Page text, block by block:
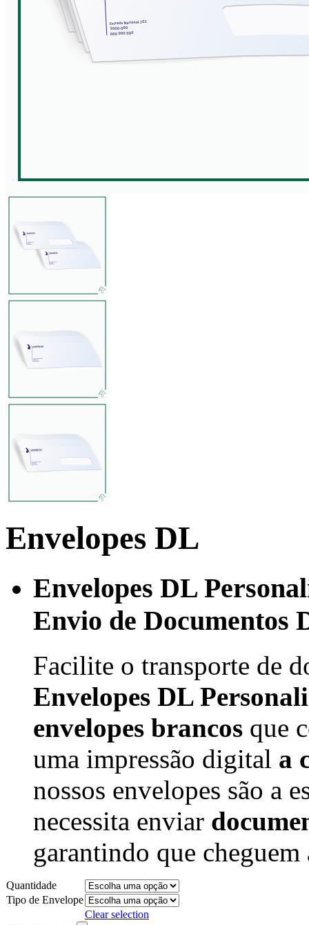
Envelopes DL
Envelopes DL
Envio de Documentos
Facilite o transporte de
Envelopes DL
envelopes brancos que
uma impressão digital a
nossos envelopes são a
necessita enviar
garantindo que
Quantidade
Tipo de Envelope
Clear selection